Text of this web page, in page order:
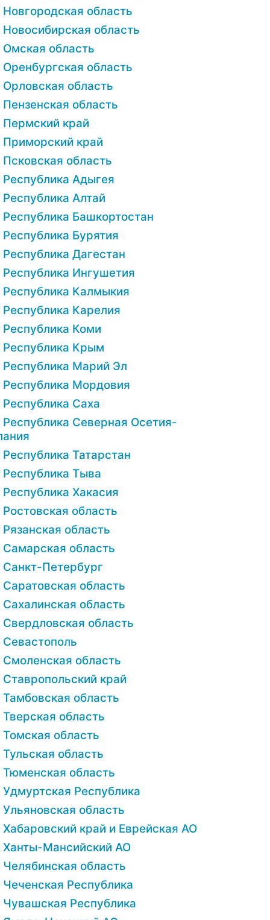
Новгородская область
Новосибирская область
Омская область
Оренбургская область
Орловская область
Пензенская область
Пермский край
Приморский край
Псковская область
Республика Адыгея
Республика Алтай
Республика Башкортостан
Республика Бурятия
Республика Дагестан
Республика Ингушетия
Республика Калмыкия
Республика Карелия
Республика Коми
Республика Крым
Республика Марий Эл
Республика Мордовия
Республика Саха
Республика Северная Осетия-
Республика Татарстан
Республика Тыва
Республика Хакасия
Ростовская область
Рязанская область
Самарская область
Санкт-Петербург
Саратовская область
Сахалинская область
Свердловская область
Севастополь
Смоленская область
Ставропольский край
Тамбовская область
Тверская область
Томская область
Тульская область
Тюменская область
Удмуртская Республика
Ульяновская область
Хабаровский край и Еврейская АО
Ханты-Мансийский АО
Челябинская область
Чеченская Республика
Чувашская Республика